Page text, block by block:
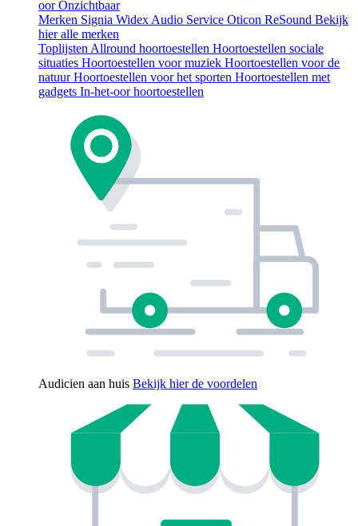
oorOnzichtbaar
Merken Signia Widex Audio Service Oticon ReSound Bekijk
hier alle merken
Toplijsten Allround hoortoestellen Hoortoestellen sociale
situaties Hoortoestellen voor muziek Hoortoestellen voor de
natuurHoortoestellen voor het sporten Hoortoestellen met
gadgets In-het-oor hoortoestellen
Audicien aan huis Bekijk hier de voordelen